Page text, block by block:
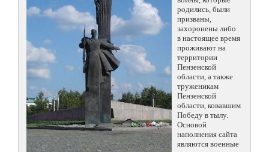
родились, были
призваны,
захоронены либо
в настоящее время
проживают на
территории
Пензенской
области, а также
труженикам
Пензенской
области, ковавшим
Победу в тылу.
Основой
наполнения сайта
являются военные